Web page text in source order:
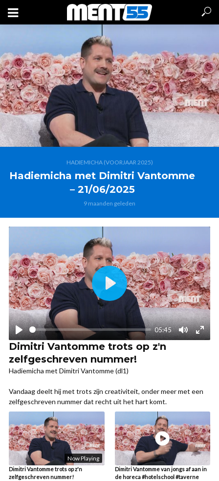
HADIEMICHA (VOORJAAR 2025)
Hadiemicha met Dimitri Vantomme
– 21/06/2025
9 maanden geleden
Dimitri Vantomme trots op z'n
zelfgeschreven nummer!
Hadiemicha met Dimitri Vantomme (dl1)
Vandaag deelt hij met trots zijn creativiteit, onder meer met een
zelfgeschreven nummer dat recht uit het hart komt.
Now Playing
Dimitri Vantomme trots op z'n
zelfgeschreven nummer!
Dimitri Vantomme van jongs af aan in
de horeca #hotelschool #taverne